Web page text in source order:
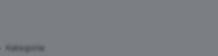
Kategoria: